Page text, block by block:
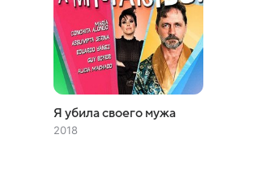
Я убила своего мужа
2018